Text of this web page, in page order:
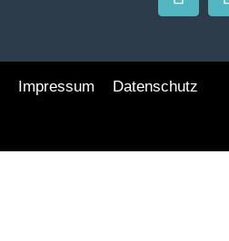
Impressum Datenschutz